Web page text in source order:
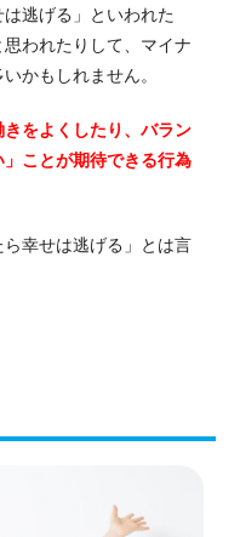
逃げる」といわれた
われたりして、マイナ
かもしれません。
をよくしたり、バラン
ことが期待できる行為
幸せは逃げる」とは言